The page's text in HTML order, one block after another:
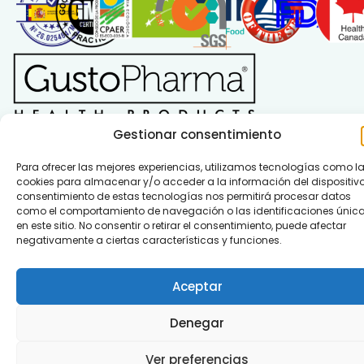
Gestionar consentimiento
Para ofrecer las mejores experiencias, utilizamos tecnologías como
cookies para almacenar y/o acceder a la información del
consentimiento de estas tecnologías nos permitirá procesar datos
como el comportamiento de navegación o las identificaciones
en este sitio. No consentir o retirar el consentimiento, puede afectar
negativamente a ciertas características y funciones.
Aceptar
Denegar
Ver preferencias
La filosofía de un estilo de vida saludable es nuestro
general dentro de la sociedad actual.
Información y contacto
Sobre nosotros
Nuestros productos
Formulario de contacto
+34 933 530 752
+34 608 42 78 46 (WhatsApp)
acerca de nuestros productos, directamente en tu